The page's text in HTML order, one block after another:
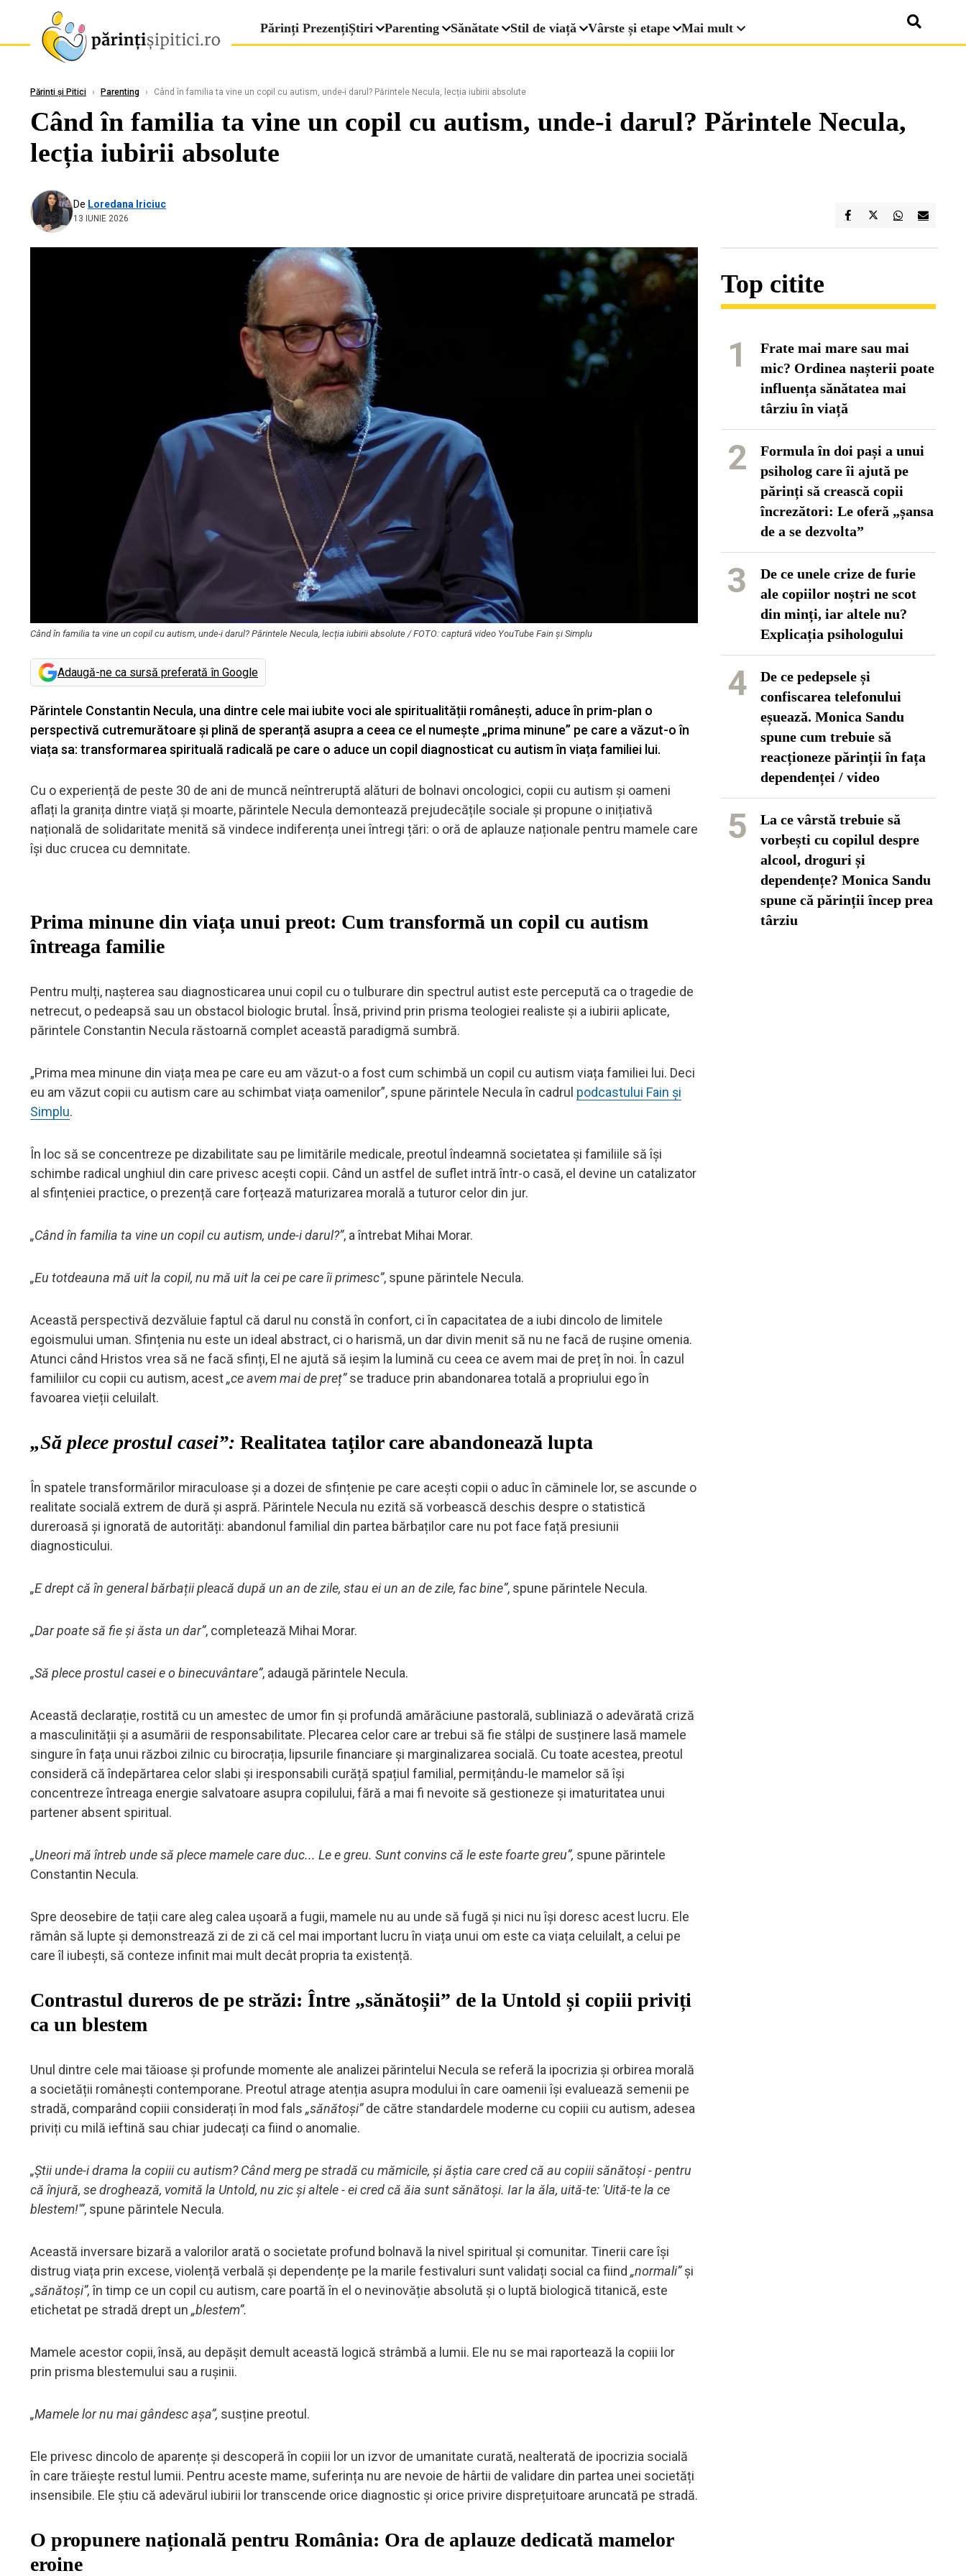
Părinți PrezențiȘtiri Parenting Sănătate Stil de viață Vârste și etape Mai mult
Părinți și Pitici › Parenting › Când în familia ta vine un copil cu autism, unde-i darul? Părintele Necula, lecția iubirii absolute
Când în familia ta vine un copil cu autism, unde-i darul? Părintele Necula,
lecția iubirii absolute
De Loredana Iriciuc
13 IUNIE 2026
Când în familia ta vine un copil cu autism, unde-i darul? Părintele Necula, lecția iubirii absolute / FOTO: captură video YouTube Fain și Simplu
Adaugă-ne ca sursă preferată în Google
Părintele Constantin Necula, una dintre cele mai iubite voci ale spiritualității românești, aduce în prim-plan o
perspectivă cutremurătoare și plină de speranță asupra a ceea ce el numește „prima minune” pe care a văzut-o în
viața sa: transformarea spirituală radicală pe care o aduce un copil diagnosticat cu autism în viața familiei lui.
Cu o experiență de peste 30 de ani de muncă neîntreruptă alături de bolnavi oncologici, copii cu autism și oameni
aflați la granița dintre viață și moarte, părintele Necula demontează prejudecățile sociale și propune o inițiativă
națională de solidaritate menită să vindece indiferența unei întregi țări: o oră de aplauze naționale pentru mamele care
își duc crucea cu demnitate.
Prima minune din viața unui preot: Cum transformă un copil cu autism
întreaga familie
Pentru mulți, nașterea sau diagnosticarea unui copil cu o tulburare din spectrul autist este percepută ca o tragedie de
netrecut, o pedeapsă sau un obstacol biologic brutal. Însă, privind prin prisma teologiei realiste și a iubirii aplicate,
părintele Constantin Necula răstoarnă complet această paradigmă sumbră.
„Prima mea minune din viața mea pe care eu am văzut-o a fost cum schimbă un copil cu autism viața familiei lui. Deci
eu am văzut copii cu autism care au schimbat viața oamenilor”, spune părintele Necula în cadrul podcastului Fain și
Simplu.
În loc să se concentreze pe dizabilitate sau pe limitările medicale, preotul îndeamnă societatea și familiile să își
schimbe radical unghiul din care privesc acești copii. Când un astfel de suflet intră într-o casă, el devine un catalizator
al sfințeniei practice, o prezență care forțează maturizarea morală a tuturor celor din jur.
„Când în familia ta vine un copil cu autism, unde-i darul?”, a întrebat Mihai Morar.
„Eu totdeauna mă uit la copil, nu mă uit la cei pe care îi primesc”, spune părintele Necula.
Această perspectivă dezvăluie faptul că darul nu constă în confort, ci în capacitatea de a iubi dincolo de limitele
egoismului uman. Sfințenia nu este un ideal abstract, ci o harismă, un dar divin menit să nu ne facă de rușine omenia.
Atunci când Hristos vrea să ne facă sfinți, El ne ajută să ieșim la lumină cu ceea ce avem mai de preț în noi. În cazul
familiilor cu copii cu autism, acest„ce avem mai de preț”se traduce prin abandonarea totală a propriului ego în
favoarea vieții celuilalt.
„Să plece prostul casei”: Realitatea taților care abandonează lupta
În spatele transformărilor miraculoase și a dozei de sfințenie pe care acești copii o aduc în căminele lor, se ascunde o
realitate socială extrem de dură și aspră. Părintele Necula nu ezită să vorbească deschis despre o statistică
dureroasă și ignorată de autorități: abandonul familial din partea bărbaților care nu pot face față presiunii
diagnosticului.
„E drept că în general bărbații pleacă după un an de zile, stau ei un an de zile, fac bine”, spune părintele Necula.
„Dar poate să fie și ăsta un dar”, completează Mihai Morar.
„Să plece prostul casei e o binecuvântare”, adaugă părintele Necula.
Această declarație, rostită cu un amestec de umor fin și profundă amărăciune pastorală, subliniază o adevărată criză
a masculinității și a asumării de responsabilitate. Plecarea celor care ar trebui să fie stâlpi de susținere lasă mamele
singure în fața unui război zilnic cu birocrația, lipsurile financiare și marginalizarea socială. Cu toate acestea, preotul
consideră că îndepărtarea celor slabi și iresponsabili curăță spațiul familial, permițându-le mamelor să își
concentreze întreaga energie salvatoare asupra copilului, fără a mai fi nevoite să gestioneze și imaturitatea unui
partener absent spiritual.
„Uneori mă întreb unde să plece mamele care duc... Le e greu. Sunt convins că le este foarte greu”, spune părintele
Constantin Necula.
Spre deosebire de tații care aleg calea ușoară a fugii, mamele nu au unde să fugă și nici nu își doresc acest lucru. Ele
rămân să lupte și demonstrează zi de zi că cel mai important lucru în viața unui om este ca viața celuilalt, a celui pe
care îl iubești, să conteze infinit mai mult decât propria ta existență.
Contrastul dureros de pe străzi: Între „sănătoșii” de la Untold și copiii priviți
ca un blestem
Unul dintre cele mai tăioase și profunde momente ale analizei părintelui Necula se referă la ipocrizia și orbirea morală
a societății românești contemporane. Preotul atrage atenția asupra modului în care oamenii își evaluează semenii pe
stradă, comparând copiii considerați în mod fals „sănătoși”de către standardele moderne cu copiii cu autism, adesea
priviți cu milă ieftină sau chiar judecați ca fiind o anomalie.
„Știi unde-i drama la copiii cu autism? Când merg pe stradă cu mămicile, și ăștia care cred că au copiii sănătoși - pentru
că înjură, se droghează, vomită la Untold, nu zic și altele - ei cred că ăia sunt sănătoși. Iar la ăla, uită-te: 'Uită-te la ce
blestem!'”, spune părintele Necula.
Această inversare bizară a valorilor arată o societate profund bolnavă la nivel spiritual și comunitar. Tinerii care își
distrug viața prin excese, violență verbală și dependențe pe la marile festivaluri sunt validați social ca fiind „normali”și
„sănătoși”,în timp ce un copil cu autism, care poartă în el o nevinovăție absolută și o luptă biologică titanică, este
etichetat pe stradă drept un „blestem”.
Mamele acestor copii, însă, au depășit demult această logică strâmbă a lumii. Ele nu se mai raportează la copiii lor
prin prisma blestemului sau a rușinii.
„Mamele lor nu mai gândesc așa”, susține preotul.
Ele privesc dincolo de aparențe și descoperă în copiii lor un izvor de umanitate curată, nealterată de ipocrizia socială
în care trăiește restul lumii. Pentru aceste mame, suferința nu are nevoie de hârtii de validare din partea unei societăți
insensibile. Ele știu că adevărul iubirii lor transcende orice diagnostic și orice privire disprețuitoare aruncată pe stradă.
O propunere națională pentru România: Ora de aplauze dedicată mamelor
eroine
Top citite
1
Frate mai mare sau mai
mic? Ordinea nașterii poate
influența sănătatea mai
târziu în viață
2
Formula în doi pași a unui
psiholog care îi ajută pe
părinți să crească copii
încrezători: Le oferă „șansa
de a se dezvolta”
3
De ce unele crize de furie
ale copiilor noștri ne scot
din minți, iar altele nu?
Explicația psihologului
4
De ce pedepsele și
confiscarea telefonului
eșuează. Monica Sandu
spune cum trebuie să
reacționeze părinții în fața
dependenței / video
5
La ce vârstă trebuie să
vorbești cu copilul despre
alcool, droguri și
dependențe? Monica Sandu
spune că părinții încep prea
târziu